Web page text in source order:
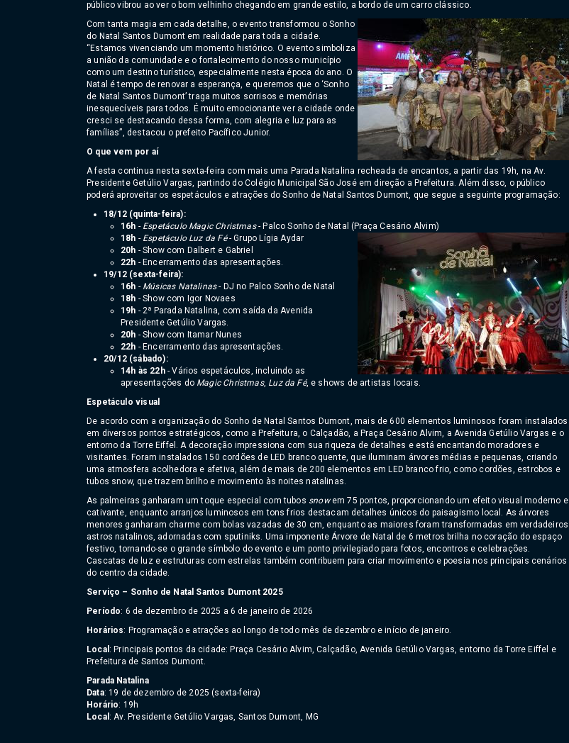
público vibrou ao ver o bom velhinho chegando em grande estilo, a bordo de um carro clássico.
Com tanta magia em cada detalhe, o evento transformou o Sonho
do Natal Santos Dumont em realidade para toda a cidade.
“Estamos vivenciando um momento histórico. O evento simboliza
a união da comunidade e o fortalecimento do nosso município
como um destino turístico, especialmente nesta época do ano. O
Natal é tempo de renovar a esperança, e queremos que o ‘Sonho
de Natal Santos Dumont’ traga muitos sorrisos e memórias
inesquecíveis para todos. É muito emocionante ver a cidade onde
cresci se destacando dessa forma, com alegria e luz para as
famílias”, destacou o prefeito Pacífico Junior.
O que vem por aí
A festa continua nesta sexta-feira com mais uma Parada Natalina recheada de encantos, a partir das 19h, na Av.
Presidente Getúlio Vargas, partindo do Colégio Municipal São José em direção a Prefeitura. Além disso, o público
poderá aproveitar os espetáculos e atrações do Sonho de Natal Santos Dumont, que segue a seguinte programação:
18/12 (quinta-feira):
16h - Espetáculo Magic Christmas- Palco Sonho de Natal (Praça Cesário Alvim)
18h - Espetáculo Luz da Fé- Grupo Lígia Aydar
20h - Show com Dalbert e Gabriel
22h - Encerramento das apresentações.
19/12 (sexta-feira):
16h - Músicas Natalinas- DJ no Palco Sonho de Natal
18h - Show com Igor Novaes
19h - 2ª Parada Natalina, com saída da Avenida
Presidente Getúlio Vargas.
20h - Show com Itamar Nunes
22h - Encerramento das apresentações.
20/12 (sábado):
14h às 22h- Vários espetáculos, incluindo as
apresentações do Magic Christmas, Luz da Fé, e shows de artistas locais.
Espetáculo visual
De acordo com a organização do Sonho de Natal Santos Dumont, mais de 600 elementos luminosos foram instalados
em diversos pontos estratégicos, como a Prefeitura, o Calçadão, a Praça Cesário Alvim, a Avenida Getúlio Vargas e o
entorno da Torre Eiffel. A decoração impressiona com sua riqueza de detalhes e está encantando moradores e
visitantes. Foram instalados 150 cordões de LED branco quente, que iluminam árvores médias e pequenas, criando
uma atmosfera acolhedora e afetiva, além de mais de 200 elementos em LED branco frio, como cordões, estrobos e
tubos snow, que trazem brilho e movimento às noites natalinas.
As palmeiras ganharam um toque especial com tubos snowem 75 pontos, proporcionando um efeito visual moderno e
cativante, enquanto arranjos luminosos em tons frios destacam detalhes únicos do paisagismo local. As árvores
menores ganharam charme com bolas vazadas de 30 cm, enquanto as maiores foram transformadas em verdadeiros
astros natalinos, adornadas com sputiniks. Uma imponente Árvore de Natal de 6 metros brilha no coração do espaço
festivo, tornando-se o grande símbolo do evento e um ponto privilegiado para fotos, encontros e celebrações.
Cascatas de luz e estruturas com estrelas também contribuem para criar movimento e poesia nos principais cenários
do centro da cidade.
Serviço – Sonho de Natal Santos Dumont 2025
Período: 6 de dezembro de 2025 a 6 de janeiro de 2026
Horários: Programação e atrações ao longo de todo mês de dezembro e início de janeiro.
Local : Principais pontos da cidade: Praça Cesário Alvim, Calçadão, Avenida Getúlio Vargas, entorno da Torre Eiffel e
Prefeitura de Santos Dumont.
Parada Natalina
Data: 19 de dezembro de 2025 (sexta-feira)
Horário: 19h
Local : Av. Presidente Getúlio Vargas, Santos Dumont, MG